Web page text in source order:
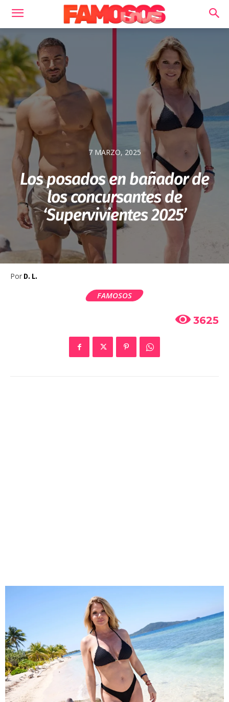
7 MARZO, 2025
Los posados en bañador de
los concursantes de
‘Supervivientes 2025’
Por D. L.
FAMOSOS
3625